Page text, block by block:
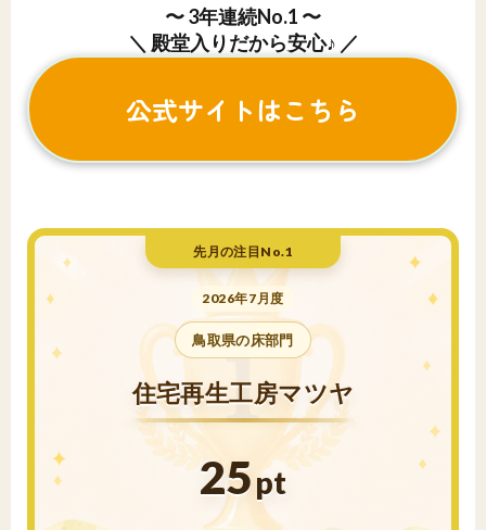
〜 3年連続No.1 〜
＼ 殿堂入りだから安心♪ ／
公式サイトはこちら
先月の注目No.1
2026年7月度
鳥取県の床部門
住宅再生工房マツヤ
25pt